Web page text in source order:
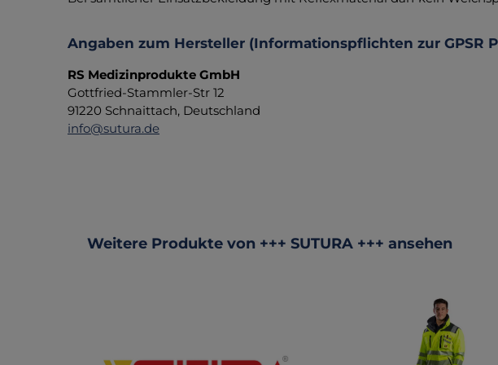
Angaben zum Hersteller (Informationspflichten zur GPSR
RS Medizinprodukte GmbH
Gottfried-Stammler-Str 12
91220 Schnaittach, Deutschland
info@sutura.de
Produktgalerie überspringen
Weitere Produkte von +++ SUTURA +++ ansehen